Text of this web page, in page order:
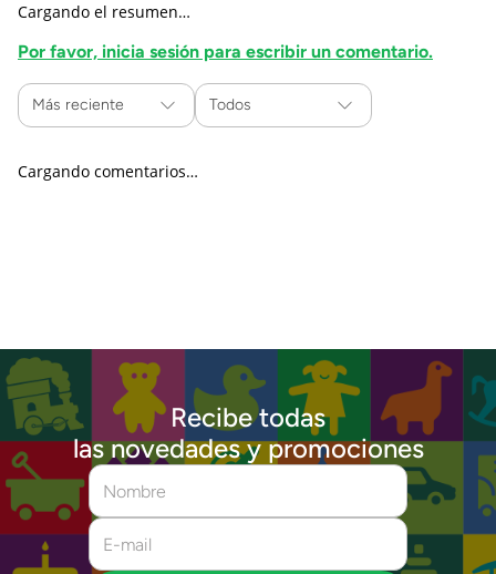
Cargando el resumen…
Por favor, inicia sesión para escribir un comentario.
Más reciente Todos
Cargando comentarios…
Recibe todas
las novedades y promociones